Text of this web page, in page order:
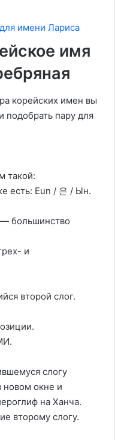
имени Лариса
имя
корейских имен вы
подобрать пару для
такой:
есть: Eun / 은 / Ын.
большинство
и
второй слог.
слогу
новом окне и
на Ханча.
второму слогу.